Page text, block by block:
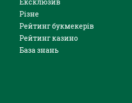
Різне
Рейтинг букмекерів
Рейтинг казино
База знань